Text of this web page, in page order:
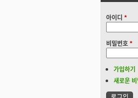
아이디 *
비밀번호*
가입하기
새로운